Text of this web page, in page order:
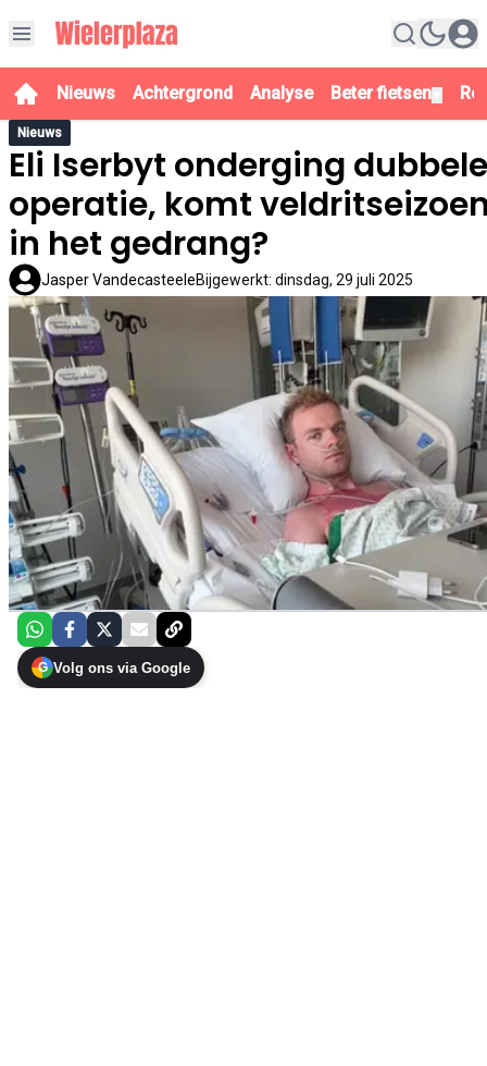
Nieuws Achtergrond Analyse Beter fietsen
Nieuws
Eli Iserbyt onderging dubbele
operatie, komt
in het gedrang?
Jasper VandecasteeleBijgewerkt: dinsdag, 29 juli 2025
G Volg ons via Google